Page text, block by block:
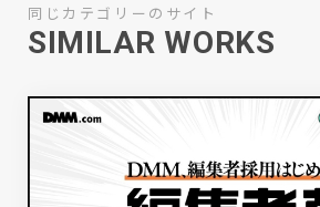
同じカテゴリーのサイト
SIMILAR WORKS